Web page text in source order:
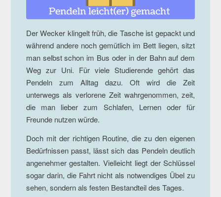
Der Wecker klingelt früh, die Tasche ist gepackt und
während andere noch gemütlich im Bett liegen, sitzt
man selbst schon im Bus oder in der Bahn auf dem
Weg zur Uni. Für viele Studierende gehört das
Pendeln zum Alltag dazu. Oft wird die Zeit
unterwegs als verlorene Zeit wahrgenommen, zeit,
die man lieber zum Schlafen, Lernen oder für
Freunde nutzen würde.
Doch mit der richtigen Routine, die zu den eigenen
Bedürfnissen passt, lässt sich das Pendeln deutlich
angenehmer gestalten. Vielleicht liegt der Schlüssel
sogar darin, die Fahrt nicht als notwendiges Übel zu
sehen, sondern als festen Bestandteil des Tages.